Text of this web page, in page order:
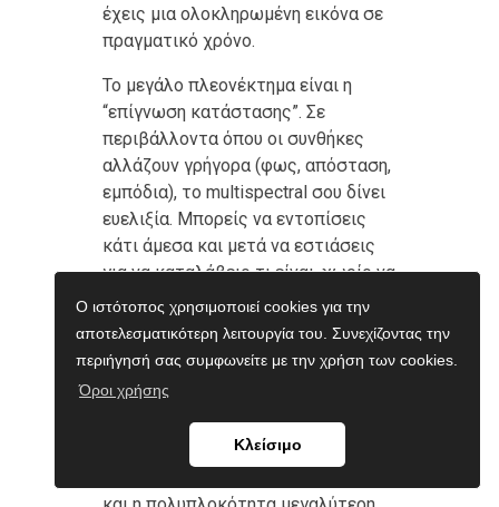
Ο ιστότοπος χρησιμοποιεί cookies για την
αποτελεσματικότερη λειτουργία του. Συνεχίζοντας την
περιήγησή σας συμφωνείτε με την χρήση των cookies.
Όροι χρήσης
Κλείσιμο
έχεις μια ολοκληρωμένη εικόνα σε
πραγματικό χρόνο.
Το μεγάλο πλεονέκτημα είναι η
“επίγνωση κατάστασης”. Σε
περιβάλλοντα όπου οι συνθήκες
αλλάζουν γρήγορα (φως, απόσταση,
εμπόδια), το multispectral σου δίνει
ευελιξία. Μπορείς να εντοπίσεις
κάτι άμεσα και μετά να εστιάσεις
για να καταλάβεις τι είναι, χωρίς να
εξαρτάσαι από μία μόνο τεχνολογία.
Αυτό είναι ιδιαίτερα χρήσιμο σε
απαιτητικά σενάρια, όπου η
ταχύτητα και η σωστή εκτίμηση
Ωστόσο, δεν είναι για όλους. Το